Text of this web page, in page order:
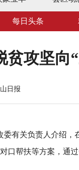
每日头条
贫攻坚向
日报
有关负责人介绍，
口帮扶等方案，通